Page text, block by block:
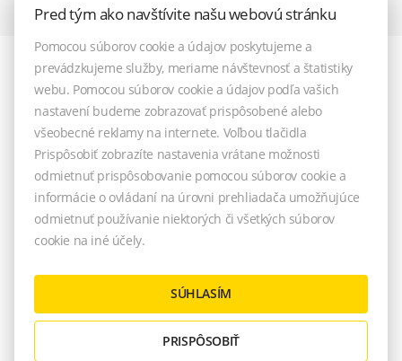
© 2026 - TOREA reality, s.r.o.
M. R. Štefánika 33 (vchod z Farskej ul.), Pezinok 902 01, E-mail:
NASTAVENIE COOKIES
Pred tým ako navštívite našu webovú stránku
Pomocou súborov cookie a údajov poskytujeme a
prevádzkujeme služby, meriame návštevnosť a štatistiky
webu. Pomocou súborov cookie a údajov podľa vašich
nastavení budeme zobrazovať prispôsobené alebo
všeobecné reklamy na internete. Voľbou tlačidla
Prispôsobiť zobrazíte nastavenia vrátane možnosti
odmietnuť prispôsobovanie pomocou súborov cookie a
informácie o ovládaní na úrovni prehliadača umožňujúce
odmietnuť používanie niektorých či všetkých súborov
cookie na iné účely.
SÚHLASÍM
PRISPÔSOBIŤ